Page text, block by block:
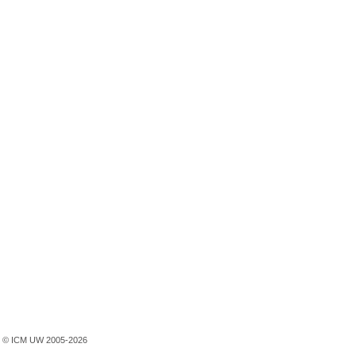
© ICM UW 2005-2026